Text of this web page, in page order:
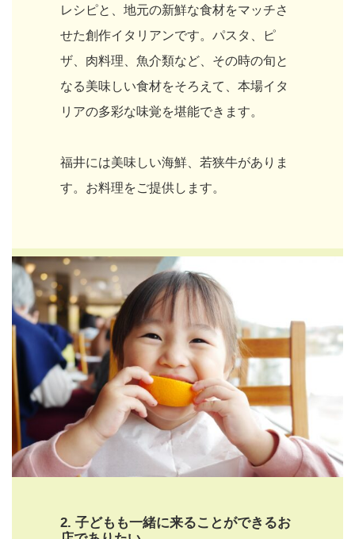
レシピと、地元の新鮮な食材をマッチさ
せた創作イタリアンです。パスタ、ピ
ザ、肉料理、魚介類など、その時の旬と
なる美味しい食材をそろえて、本場イタ
リアの多彩な味覚を堪能できます。
福井には美味しい海鮮、若狭牛がありま
す。お料理をご提供します。
2.子どもも一緒に来ることができるお